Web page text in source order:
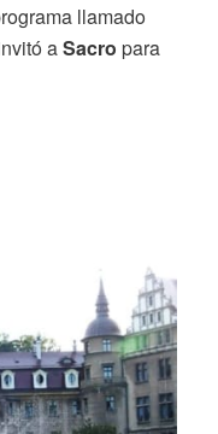
llamado
aSacro para